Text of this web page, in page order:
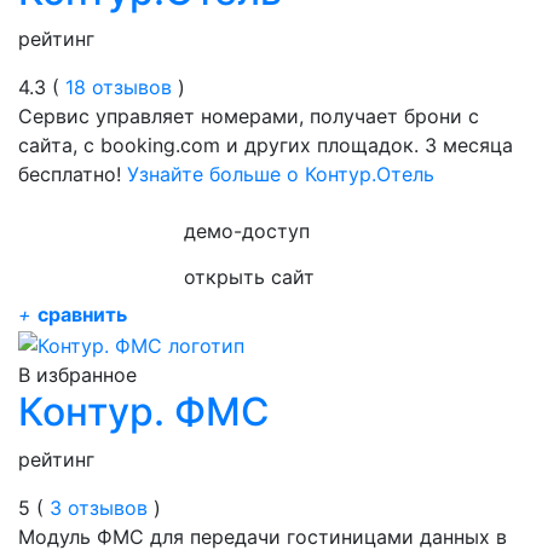
рейтинг
4.3 ( 18 отзывов )
Сервис управляет номерами, получает брони с
сайта, с booking.com и других площадок. 3 месяца
бесплатно! Узнайте больше о Контур.Отель
демо-доступ
открыть сайт
+ сравнить
В избранное
Контур. ФМС
рейтинг
5 ( 3 отзывов )
Модуль ФМС для передачи гостиницами данных в